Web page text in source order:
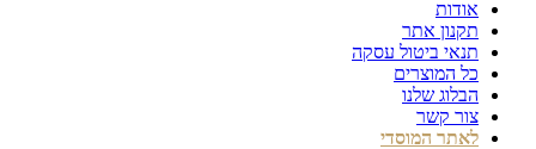
אודות
תקנון אתר
תנאי ביטול עסקה
כל המוצרים
הבלוג שלנו
צור קשר
לאתר המוסדי